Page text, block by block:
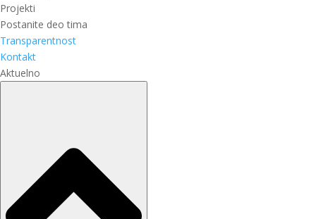
Projekti
Postanite deo tima
Transparentnost
Kontakt
Aktuelno